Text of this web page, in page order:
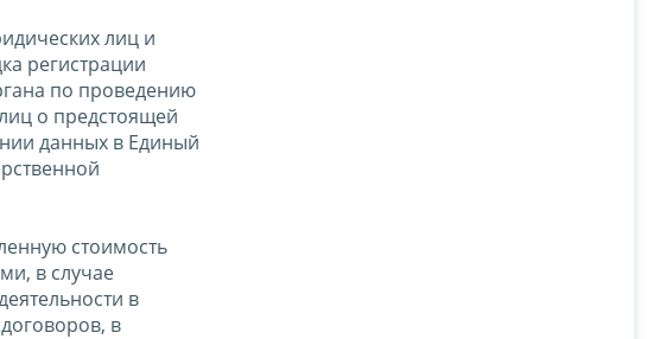
лиц и
регистрации
по проведению
о предстоящей
данных в Единый
стоимость
в случае
в
в